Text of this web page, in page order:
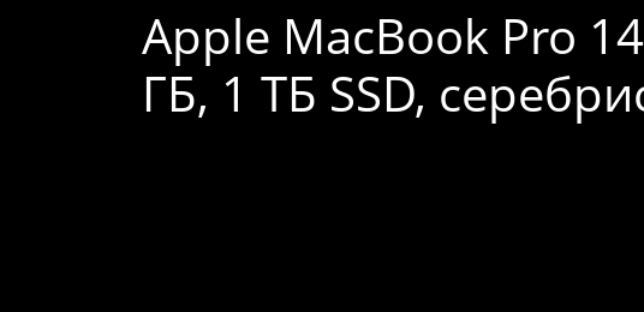
Apple MacBook Pro
ГБ, 1 ТБ SSD,